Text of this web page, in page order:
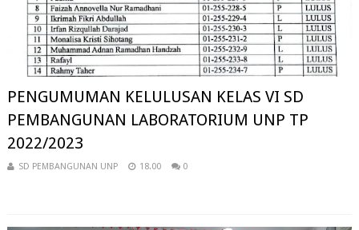
PENGUMUMAN KELULUSAN KELAS VI SD
PEMBANGUNAN LABORATORIUM UNP TP
2022/2023
SD PEMBANGUNAN UNP 18.00 0